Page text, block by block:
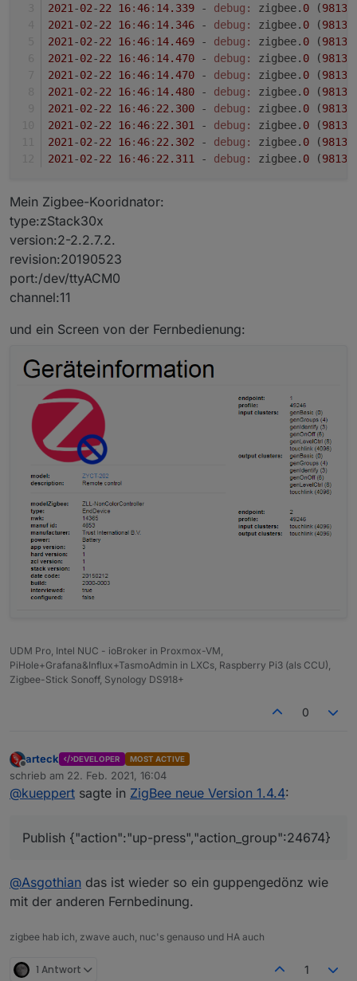
2021 -02-22 16:46: 14.339 - debug: zigbee. 0 (9813
2021 -02-22 16:46: 14.346 - debug: zigbee. 0 (9813
2021 -02-22 16:46: 14.469 - debug: zigbee. 0 (9813
2021 -02-22 16:46: 14.470 - debug: zigbee. 0 (9813
2021 -02-22 16:46: 14.470 - debug: zigbee. 0 (9813
2021 -02-22 16:46: 14.480 - debug: zigbee. 0 (9813
2021 -02-22 16:46: 22.300 - debug: zigbee. 0 (9813
2021 -02-22 16:46: 22.301 - debug: zigbee. 0 (9813
2021 -02-22 16:46: 22.302 - debug: zigbee. 0 (9813
2021 -02-22 16:46: 22.311 - debug: zigbee. 0 (9813
Mein Zigbee-Kooridnator:
type:zStack30x
version:2-2.2.7.2.
revision:20190523
port:/dev/ttyACM0
channel:11
und ein Screen von der Fernbedienung:
UDM Pro, Intel NUC - ioBroker in Proxmox-VM,
PiHole+Grafana&Influx+TasmoAdmin in LXCs, Raspberry Pi3 (als CCU),
Zigbee-Stick Sonoff, Synology DS918+
0
Offline
arteck DEVELOPER MOST ACTIVE
schrieb am 22. Feb. 2021, 16:04
zuletzt editiert von
@kueppert sagte in ZigBee neue Version 1.4.4:
Publish {"action":"up-press","action_group":24674}
@Asgothian das ist wieder so ein guppengedönz wie
mit der anderen Fernbedinung.
zigbee hab ich, zwave auch, nuc's genauso und HA auch
1 Antwort 1